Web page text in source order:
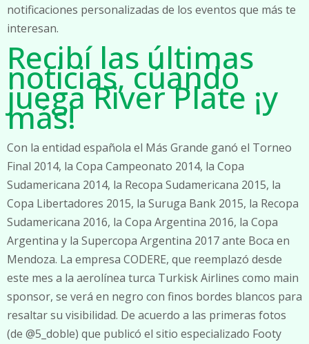
notificaciones personalizadas de los eventos que más te
interesan.
Recibí las últimas
noticias, cúando
juega River Plate ¡y
más!
Con la entidad española el Más Grande ganó el Torneo
Final 2014, la Copa Campeonato 2014, la Copa
Sudamericana 2014, la Recopa Sudamericana 2015, la
Copa Libertadores 2015, la Suruga Bank 2015, la Recopa
Sudamericana 2016, la Copa Argentina 2016, la Copa
Argentina y la Supercopa Argentina 2017 ante Boca en
Mendoza. La empresa CODERE, que reemplazó desde
este mes a la aerolínea turca Turkisk Airlines como main
sponsor, se verá en negro con finos bordes blancos para
resaltar su visibilidad. De acuerdo a las primeras fotos
(de @5_doble) que publicó el sitio especializado Footy